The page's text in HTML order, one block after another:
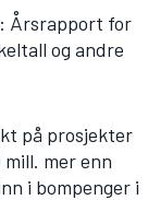
Årsrapport for
og andre
på prosjekter
mill. mer enn
i bompenger i